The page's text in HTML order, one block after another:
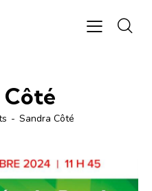
Côté
Sandra Côté